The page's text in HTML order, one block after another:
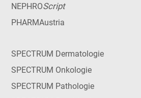
NEPHROScript
PHARMAustria
SPECTRUM Dermatologie
SPECTRUM Onkologie
SPECTRUM Pathologie